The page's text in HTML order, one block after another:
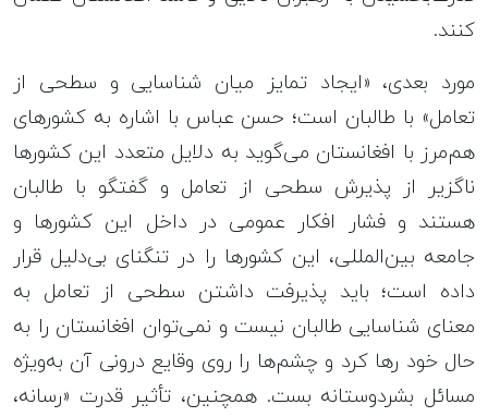
کنند.
مورد بعدی، «ایجاد تمایز میان شناسایی و سطحی از
تعامل» با طالبان است؛ حسن عباس با اشاره به کشورهای
هم‌مرز با افغانستان می‌گوید به دلایل متعدد این کشورها
ناگزیر از پذیرش سطحی از تعامل و گفتگو با طالبان
هستند و فشار افکار عمومی در داخل این کشورها و
جامعه بین‌المللی، این کشورها را در تنگنای بی‌دلیل قرار
داده است؛ باید پذیرفت داشتن سطحی از تعامل به
معنای شناسایی طالبان نیست و نمی‌توان افغانستان را به
حال خود رها کرد و چشم‌ها را روی وقایع درونی آن به‌ویژه
مسائل بشردوستانه بست. همچنین، تأثیر قدرت «رسانه،